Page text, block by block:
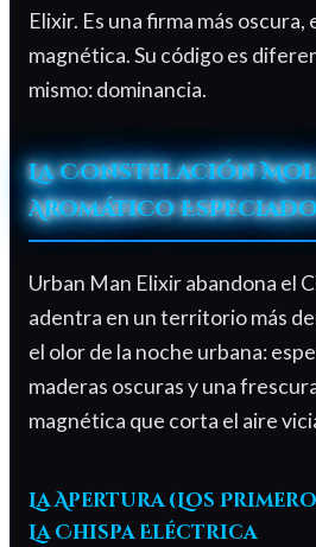
Elixir. Es una firma más oscura,
magnética. Su código es
mismo: dominancia.
La Constelación
Aromático
Urban Man Elixir abandona el
adentra en un territorio más
el olor de la noche urbana:
maderas oscuras y una
magnética que corta el aire
La Apertura (Los
La Chispa Eléctrica